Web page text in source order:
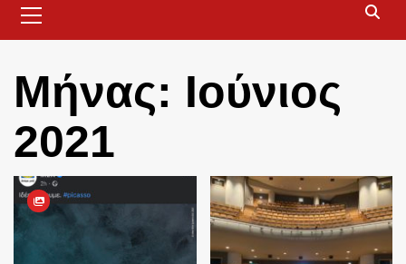
Menu
Μήνας: Ιούνιος
2021